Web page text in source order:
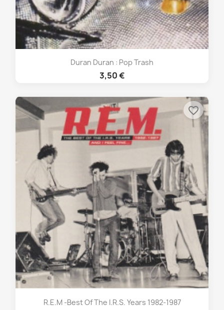
Duran Duran : Pop Trash
3,50 €
R.E.M -Best Of The I.R.S. Years 1982-1987
favorite_border